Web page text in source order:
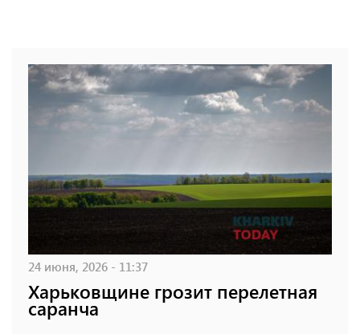
24 июня, 2026 - 11:37
Харьковщине грозит перелетная
саранча